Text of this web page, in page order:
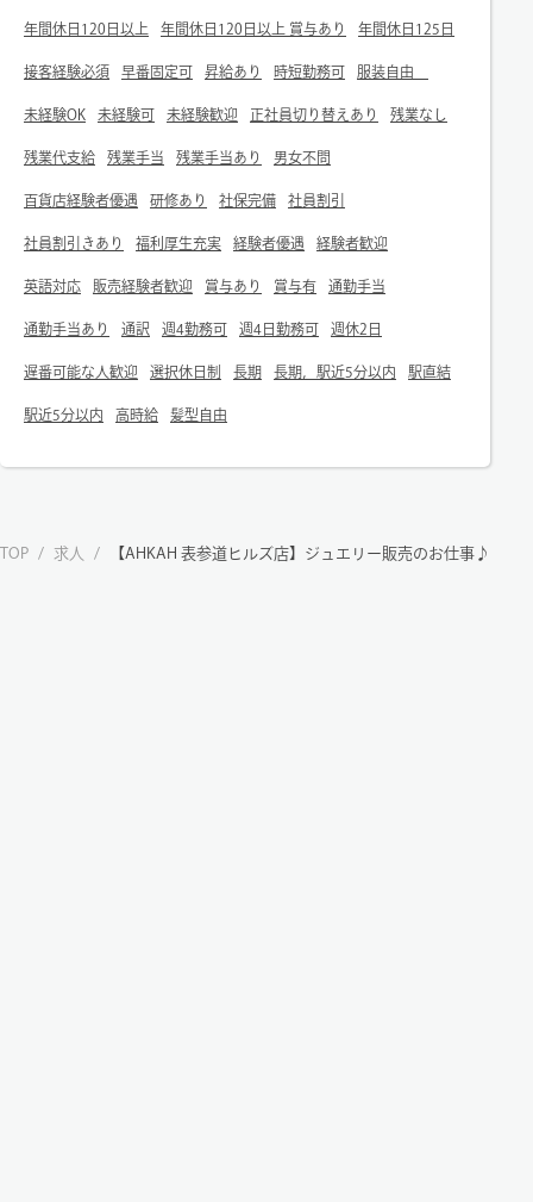
年間休日120日以上 年間休日120日以上 賞与あり 年間休日125日
接客経験必須 早番固定可 昇給あり 時短勤務可 服装自由
未経験OK 未経験可 未経験歓迎 正社員切り替えあり 残業なし
残業代支給 残業手当 残業手当あり 男女不問
百貨店経験者優遇 研修あり 社保完備 社員割引
社員割引きあり 福利厚生充実 経験者優遇 経験者歓迎
英語対応 販売経験者歓迎 賞与あり 賞与有 通勤手当
通勤手当あり 通訳 週4勤務可 週4日勤務可 週休2日
遅番可能な人歓迎 選択休日制 長期 長期，駅近5分以内 駅直結
駅近5分以内 高時給 髪型自由
TOP / 求人 / 【AHKAH 表参道ヒルズ店】ジュエリー販売のお仕事♪